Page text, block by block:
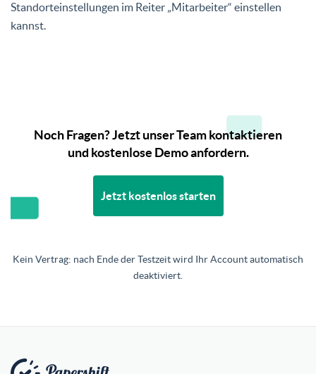
Standorteinstellungen im Reiter „Mitarbeiter“ einstellen
kannst.
Noch Fragen? Jetzt unser Team kontaktieren
und kostenlose Demo anfordern.
Jetzt kostenlos starten
Kein Vertrag: nach Ende der Testzeit wird Ihr Account automatisch
deaktiviert.